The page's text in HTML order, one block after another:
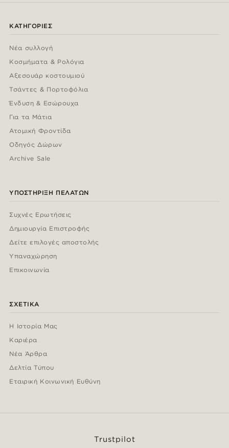
ΚΑΤΗΓΟΡΊΕΣ
Νέα συλλογή
Κοσμήματα & Ρολόγια
Αξεσουάρ κοστουμιού
Τσάντες & Πορτοφόλια
Ένδυση & Εσώρουχα
Για τα Μάτια
Ατομική Φροντίδα
Οδηγός Δώρων
Archive Sale
ΥΠΟΣΤΉΡΙΞΗ ΠΕΛΑΤΏΝ
Συχνές Ερωτήσεις
Δημιουργία Επιστροφής
Δείτε επιλογές αποστολής
Υπαναχώρηση
Επικοινωνία
ΣΧΕΤΙΚΆ
Η Ιστορία Μας
Καριέρα
Νέα Άρθρα
Δελτία Τύπου
Εταιρική Κοινωνική Ευθύνη
Trustpilot